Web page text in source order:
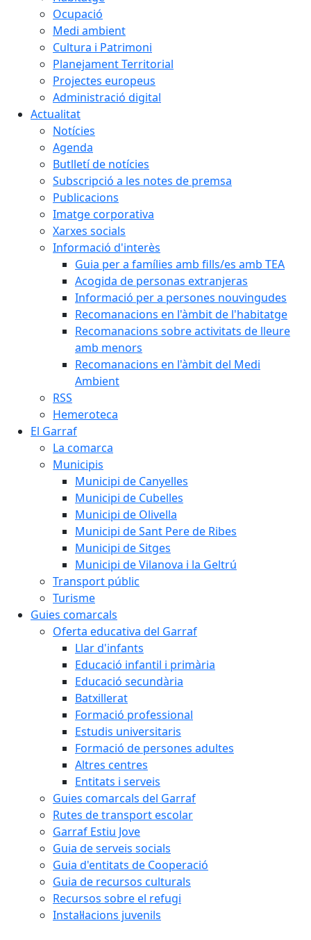
Ocupació
Medi ambient
Cultura i Patrimoni
Planejament Territorial
Projectes europeus
Administració digital
Actualitat
Notícies
Agenda
Butlletí de notícies
Subscripció a les notes de premsa
Publicacions
Imatge corporativa
Xarxes socials
Informació d'interès
Guia per a famílies amb fills/es amb TEA
Acogida de personas extranjeras
Informació per a persones nouvingudes
Recomanacions en l'àmbit de l'habitatge
Recomanacions sobre activitats de lleure
amb menors
Recomanacions en l'àmbit del Medi
Ambient
RSS
Hemeroteca
El Garraf
La comarca
Municipis
Municipi de Canyelles
Municipi de Cubelles
Municipi de Olivella
Municipi de Sant Pere de Ribes
Municipi de Sitges
Municipi de Vilanova i la Geltrú
Transport públic
Turisme
Guies comarcals
Oferta educativa del Garraf
Llar d'infants
Educació infantil i primària
Educació secundària
Batxillerat
Formació professional
Estudis universitaris
Formació de persones adultes
Altres centres
Entitats i serveis
Guies comarcals del Garraf
Rutes de transport escolar
Garraf Estiu Jove
Guia de serveis socials
Guia d'entitats de Cooperació
Guia de recursos culturals
Recursos sobre el refugi
Instal·lacions juvenils